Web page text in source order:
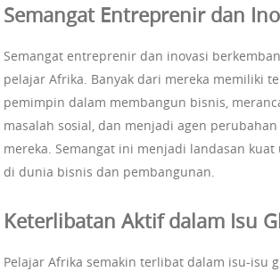
Semangat Entreprenir dan
Semangat entreprenir dan inovasi
pelajar Afrika. Banyak dari mereka memiliki
pemimpin dalam membangun bisnis,
masalah sosial, dan menjadi agen
mereka. Semangat ini menjadi landasan
di dunia bisnis dan pembangunan.
Keterlibatan Aktif dalam Isu
Pelajar Afrika semakin terlibat dalam isu-isu